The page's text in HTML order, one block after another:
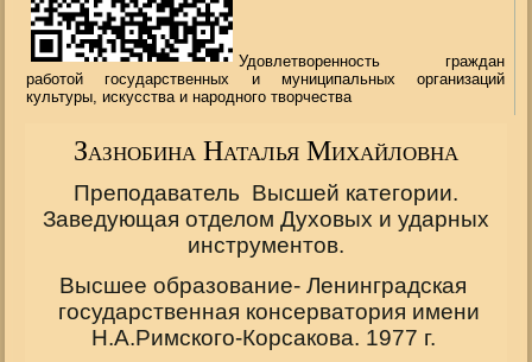
Удовлетворенность граждан
работой государственных и муниципальных организаций
культуры, искусства и народного творчества
Зазнобина Наталья Михайловна
Преподаватель Высшей категории.
Заведующая отделом Духовых и ударных
инструментов.
Высшее образование- Ленинградская
государственная консерватория имени
Н.А.Римского-Корсакова. 1977 г.